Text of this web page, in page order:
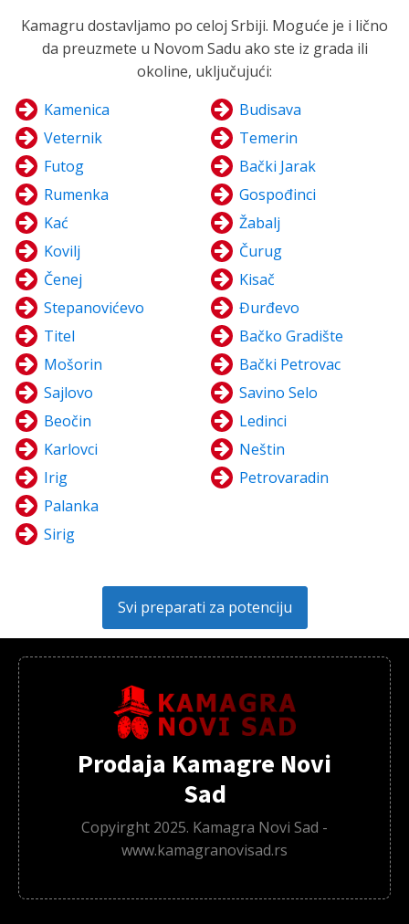
Kamagru dostavljamo po celoj Srbiji. Moguće je i lično
da preuzmete u Novom Sadu ako ste iz grada ili
okoline, uključujući:
Kamenica
Veternik
Futog
Rumenka
Kać
Kovilj
Čenej
Stepanovićevo
Budisava
Temerin
Bački Jarak
Gospođinci
Žabalj
Čurug
Kisač
Đurđevo
Titel
Mošorin
Sajlovo
Beočin
Karlovci
Irig
Palanka
Sirig
Bačko Gradište
Bački Petrovac
Savino Selo
Ledinci
Neštin
Petrovaradin
Svi preparati za potenciju
Prodaja Kamagre Novi
Sad
Copyirght 2025. Kamagra Novi Sad -
www.kamagranovisad.rs